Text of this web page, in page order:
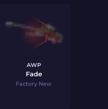
AWP
Fade
Factory New